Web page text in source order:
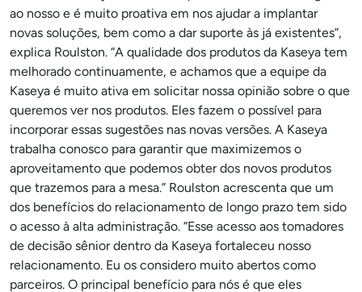
ao nosso e é muito proativa em nos ajudar a implantar
novas soluções, bem como a dar suporte às já existentes”,
explica Roulston. “A qualidade dos produtos da Kaseya tem
melhorado continuamente, e achamos que a equipe da
Kaseya é muito ativa em solicitar nossa opinião sobre o que
queremos ver nos produtos. Eles fazem o possível para
incorporar essas sugestões nas novas versões. A Kaseya
trabalha conosco para garantir que maximizemos o
aproveitamento que podemos obter dos novos produtos
que trazemos para a mesa.” Roulston acrescenta que um
dos benefícios do relacionamento de longo prazo tem sido
o acesso à alta administração. “Esse acesso aos tomadores
de decisão sênior dentro da Kaseya fortaleceu nosso
relacionamento. Eu os considero muito abertos como
parceiros. O principal benefício para nós é que eles